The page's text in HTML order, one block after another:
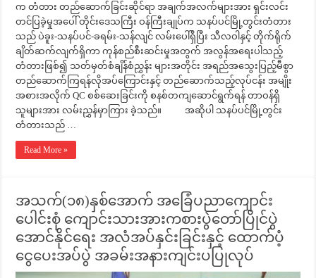
က တံတား တည်ဆောက်ခြင်းဆိုင်ရာ အချက်အလက်များအား ရှင်းလင်း
တင်ပြခဲ့မှုအပေါ် တိုင်းဒေသကြီး ဝန်ကြီးချုပ်က သနပ်ပင်မြို့တွင်းတံတား
သည် ပဲခူး-သနပ်ပင်-ခရမ်း-သန်လျင် လမ်းပေါ်ရှိပြီး သီလဝါနှင့် တိုက်ရိုက်
ချိတ်ဆက်လျက်ရှိကာ ကုန်စည်စီးဆင်းမှုအတွက် အလွန်အရေးပါသည့်
တံတားဖြစ်၍ သတ်မှတ်စံချိန်စံညွှန်း များအတိုင်း အရည်အသွေးပြည့်မီစွာ
တည်ဆောက်ကြရန်လိုအပ်ကြောင်းနှင့် တည်ဆောက်သည့်လုပ်ငန်း အမျိုး
အစားအလိုက် QC စစ်ဆေးခြင်းကို စနစ်တကျဆောင်ရွက်ရန် တာဝန်ရှိ
သူများအား လမ်းညွှန်မှာကြား ခဲ့သည်။ အဆိုပါ သနပ်ပင်မြို့တွင်း
တံတားသည် …
Read More »
အသက်(၁၈)နှစ်အောက် အခြေံပညာကျောင်း
ပေါင်းစုံ ကျောင်းသားအားကစားပွဲတော်ပြိုင်ပွဲ
အောင်နိုင်ရေး အလံအပ်နှင်းခြင်းနှင့် ထောက်ပံ့
ငွေပေးအပ်ပွဲ အခမ်းအနားကျင်းပပြုလုပ်